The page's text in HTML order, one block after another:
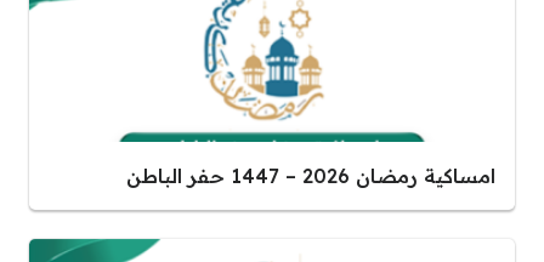
امساكية رمضان 2026 – 1447 حفر الباطن